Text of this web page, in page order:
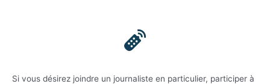
Si vous désirez joindre un journaliste en particulier, participer à